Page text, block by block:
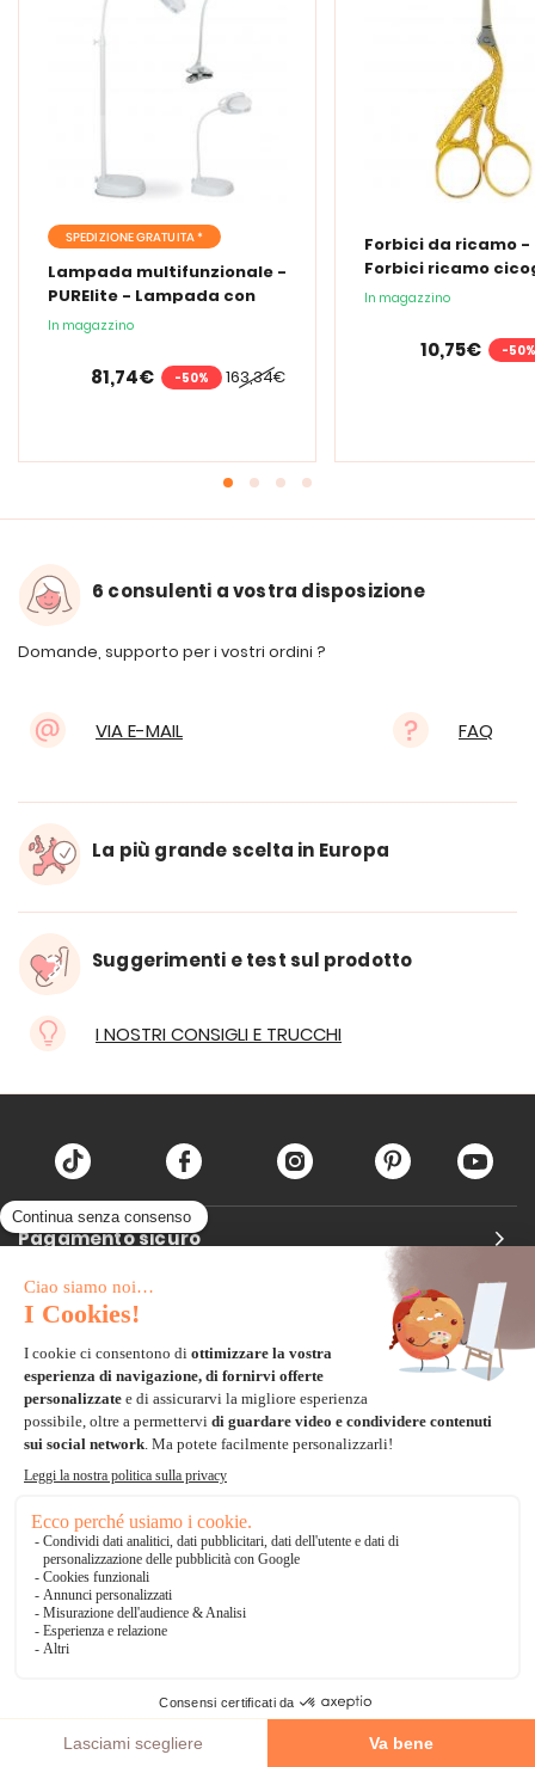
SPEDIZIONE GRATUITA *
Lampada multifunzionale -
PURElite - Lampada con
lente d'ingrandimento
In magazzino
163,34€
81,74€ -50%
Forbici da ricamo -
Forbici ricamo
In magazzino
10,75€ -50%
6 consulenti a vostra disposizione
Domande, supporto per i vostri ordini ?
VIA E-MAIL FAQ
La più grande scelta in Europa
Suggerimenti e test sul prodotto
I NOSTRI CONSIGLI E TRUCCHI
Pagamento sicuro
Carta di credito
Paypal
Bonifico Bancario
3 volte senza tasse
*Soluzioni di consegna
Delivengo Domicilio Internazionale